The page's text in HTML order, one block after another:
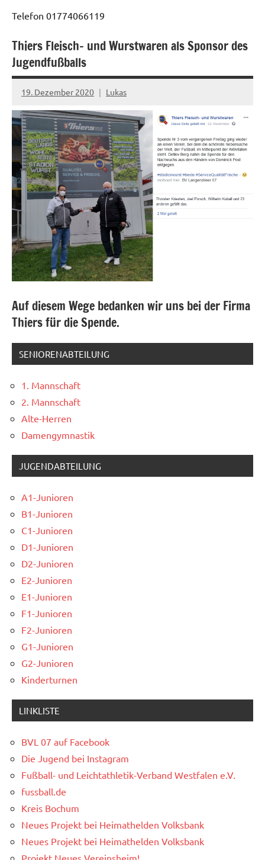
Telefon 01774066119
Startseite
Thiers Fleisch- und Wurstwaren als Sponsor des
Jugendfußballs
19. Dezember 2020 Lukas
Auf diesem Wege bedanken wir uns bei der Firma
Thiers für die Spende.
Fotoalbum
SENIORENABTEILUNG
1. Mannschaft
2. Mannschaft
Alte-Herren
Damengymnastik
JUGENDABTEILUNG
A1-Junioren
B1-Junioren
C1-Junioren
D1-Junioren
D2-Junioren
E2-Junioren
E1-Junioren
F1-Junioren
F2-Junioren
G1-Junioren
G2-Junioren
Kinderturnen
LINKLISTE
BVL 07 auf Facebook
Die Jugend bei Instagram
Fußball- und Leichtathletik-Verband Westfalen e.V.
fussball.de
Kreis Bochum
Neues Projekt bei Heimathelden Volksbank
Neues Projekt bei Heimathelden Volksbank
Projekt Neues Vereinsheim!